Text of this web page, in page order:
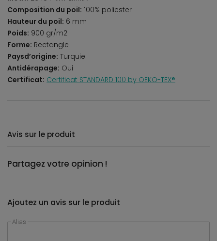
Composition du poil: 100% poliester
Hauteur du poil: 6 mm
Poids: 900 gr/m2
Forme: Rectangle
Paysd’origine: Turquie
Antidérapage: Oui
Certificat: Certificat STANDARD 100 by OEKO-TEX®
Avis sur le produit
Partagez votre opinion !
Ajoutez un avis sur le produit
Alias